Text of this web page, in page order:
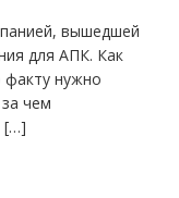
вышедшей
для АПК. Как
факту нужно
чем
[…]